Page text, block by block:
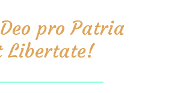
pro Patria
Libertate!